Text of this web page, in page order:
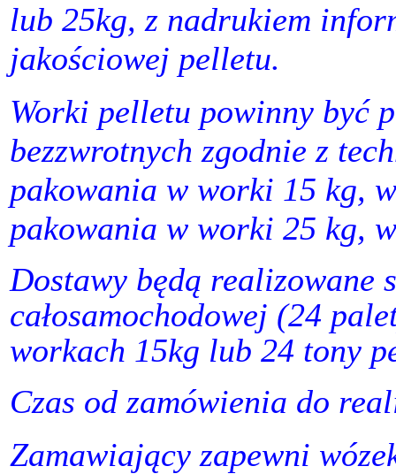
lub 25kg, z nadrukiem
jakościowej pelletu.
Worki pelletu powinny być
bezzwrotnych zgodnie z
pakowania w worki 15 kg,
pakowania w worki 25 kg,
Dostawy będą realizowane
całosamochodowej (24
workach 15kg lub 24 tony
Czas od zamówienia do
Zamawiający zapewni